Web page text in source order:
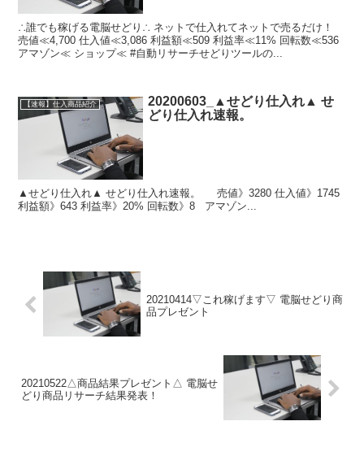
∴誰でも稼げる電脳せどり∴ ネットで仕入れてネットで売るだけ！
売値≪4,700 仕入値≪3,086 利益額≪509 利益率≪11% 回転数≪536
アマゾン≪ ショップ≪ #自動リサーチせどりツールの...
【速報】仕入商品紹介
20200603_▲せどり仕入れ▲ せ
どり仕入れ速報。
▲せどり仕入れ▲ せどり仕入れ速報。 売値》3280 仕入値》1745
利益額》643 利益率》20% 回転数》8 アマゾン...
20210414▽これ稼げます▽ 電脳せどり商
品プレゼント
20210522△商品結果プレゼント△ 電脳せ
どり商品リサーチ結果発表！